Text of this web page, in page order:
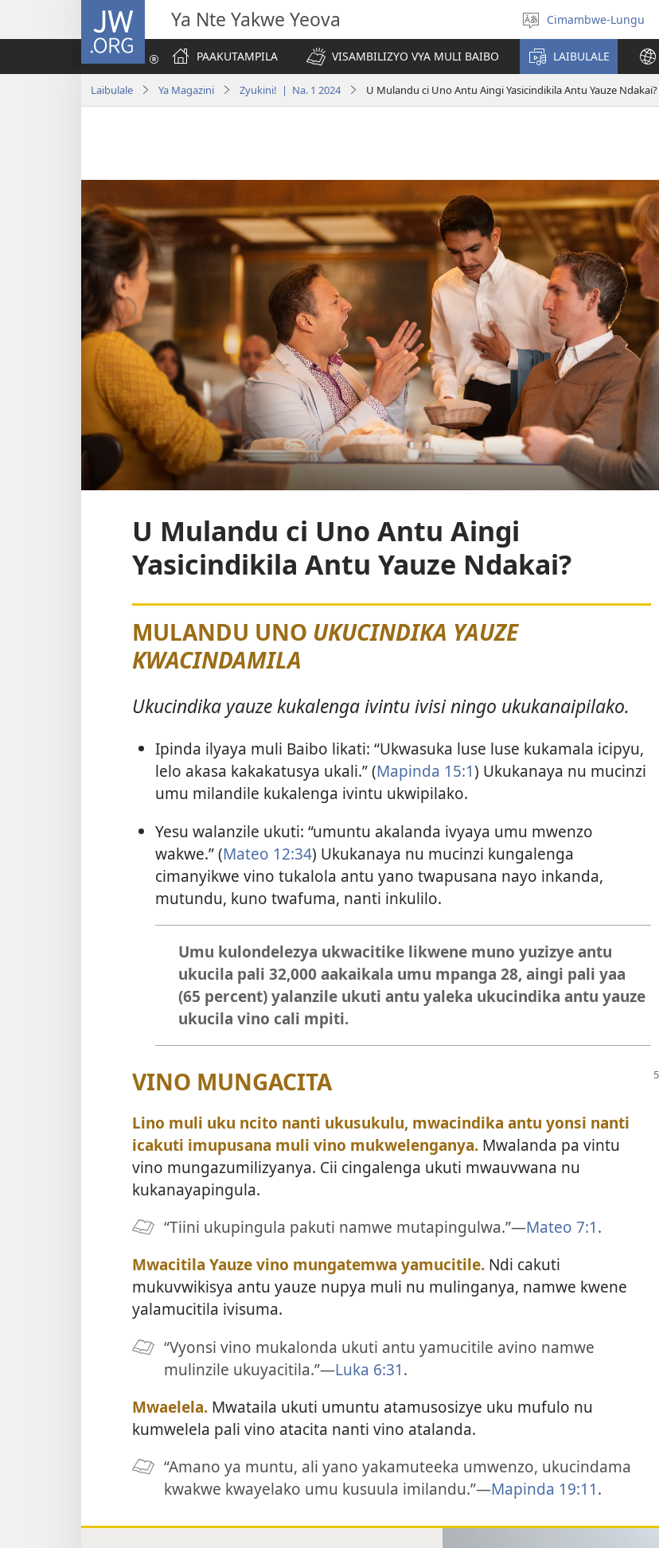
JW.ORG Ya Nte Yakwe Yeova
Soololini
lulimi
Cimambwe-Lungu
PAAKUTAMPILA
VISAMBILIZYO VYA MULI BAIBO LAIBULALE
Laibulale Ya Magazini Zyukini! | Na. 1 2024 U Mulandu ci Uno Antu Aingi Yasicindikila Antu Yauze Ndakai?
U Mulandu ci Uno Antu Aingi
Yasicindikila Antu Yauze Ndakai?
MULANDU UNO UKUCINDIKA YAUZE
KWACINDAMILA
Ukucindika yauze kukalenga ivintu ivisi ningo ukukanaipilako.
Ipinda ilyaya muli Baibo likati: “Ukwasuka luse luse kukamala icipyu,
lelo akasa kakakatusya ukali.” (Mapinda 15:1) Ukukanaya nu mucinzi
umu milandile kukalenga ivintu ukwipilako.
Yesu walanzile ukuti: “umuntu akalanda ivyaya umu mwenzo
wakwe.” (Mateo 12:34) Ukukanaya nu mucinzi kungalenga
cimanyikwe vino tukalola antu yano twapusana nayo inkanda,
mutundu, kuno twafuma, nanti inkulilo.
Umu kulondelezya ukwacitike likwene muno yuzizye antu
ukucila pali 32,000 aakaikala umu mpanga 28, aingi pali yaa
(65 percent) yalanzile ukuti antu yaleka ukucindika antu yauze
ukucila vino cali mpiti.
VINO MUNGACITA
Lino muli uku ncito nanti ukusukulu, mwacindika antu yonsi nanti
icakuti imupusana muli vino mukwelenganya. Mwalanda pa vintu
vino mungazumilizyanya. Cii cingalenga ukuti mwauvwana nu
kukanayapingula.
“Tiini ukupingula pakuti namwe mutapingulwa.”—Mateo 7:1.
Mwacitila Yauze vino mungatemwa yamucitile. Ndi cakuti
mukuvwikisya antu yauze nupya muli nu mulinganya, namwe kwene
yalamucitila ivisuma.
“Vyonsi vino mukalonda ukuti antu yamucitile avino namwe
mulinzile ukuyacitila.”—Luka 6:31.
Mwaelela. Mwataila ukuti umuntu atamusosizye uku mufulo nu
kumwelela pali vino atacita nanti vino atalanda.
“Amano ya muntu, ali yano yakamuteeka umwenzo, ukucindama
kwakwe kwayelako umu kusuula imilandu.”—Mapinda 19:11.